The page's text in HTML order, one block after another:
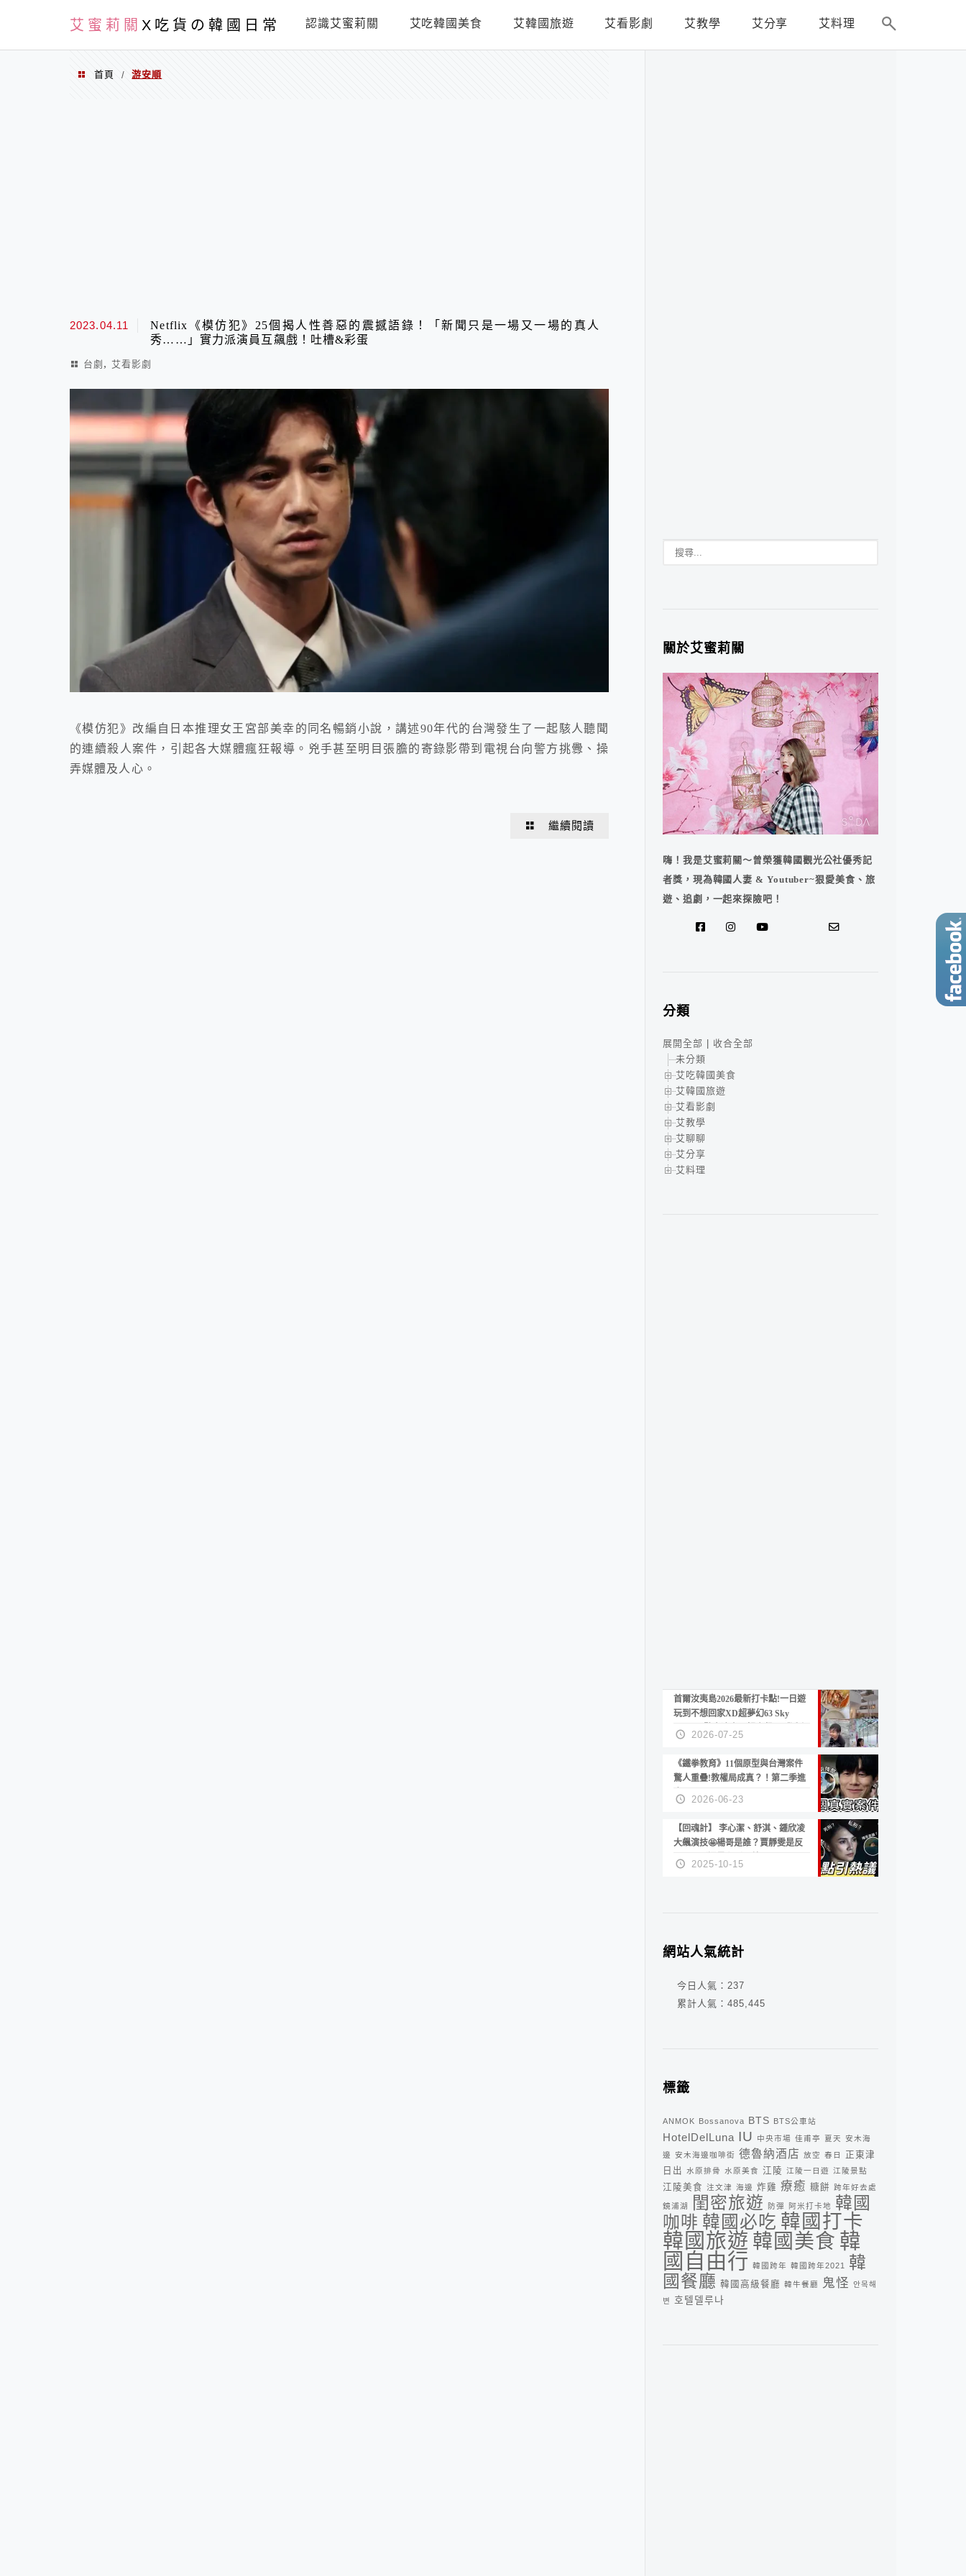
艾蜜莉關 X吃貨の韓國日常 認識艾蜜莉關 艾吃韓國美食 艾韓國旅遊 艾看影劇 艾教學 艾分享 艾料理
首頁 / 游安順
2023.04.11
Netflix《模仿犯》25個揭人性善惡的震撼語錄！「新聞只是一場又一場的真人
秀……」實力派演員互飆戲！吐槽&彩蛋
台劇 , 艾看影劇
《模仿犯》改編自日本推理女王宮部美幸的同名暢銷小說，講述90年代的台灣發生了一起駭人聽聞
的連續殺人案件，引起各大媒體瘋狂報導。兇手甚至明目張膽的寄錄影帶到電視台向警方挑釁、操
弄媒體及人心。
繼續閱讀
關於艾蜜莉關
嗨！我是艾蜜莉關～曾榮獲韓國觀光公社優秀記
者獎，現為韓國人妻 & Youtuber~狠愛美食、旅
遊、追劇，一起來探險吧！
分類
展開全部
收合全部
未分類
艾吃韓國美食
艾韓國旅遊
艾看影劇
艾教學
艾聊聊
艾分享
艾料理
首爾汝夷島2026最新打卡點!一日遊
玩到不想回家XD超夢幻63 Sky
Picnic、鷺良津帝王蟹大餐、《淚之
女王》拍攝地、漢江公園免費玩水
2026-07-25
《鐵拳教育》11個原型與台灣案件
驚人重疊!教權局成真？！第二季進
度？😍
2026-06-23
【回魂計】 李心潔、舒淇、鍾欣凌
大飆演技🤩楊哥是誰？賈靜雯是反
派？死刑還是私刑正義
2025-10-15
網站人氣統計
今日人氣： 237
累計人氣： 485,445
標籤
ANMOK Bossanova BTS BTS公車站
HotelDelLuna IU 中央市場 佳甫亭 夏天 安木海
邊 安木海邊咖啡街 德魯納酒店 放空 春日
正東津
日出 水原排骨 水原美食 江陵 江陵一日遊 江陵景點
江陵美食 注文津 海邊 炸雞 療癒 糖餅 跨年好去處
鏡浦湖 閨密旅遊 防彈 阿米打卡地
韓國
咖啡 韓國必吃 韓國打卡
韓國旅遊 韓國美食 韓
國自由行 韓國跨年 韓國跨年2021
韓
國餐廳 韓國高級餐廳 韓牛餐廳 鬼怪 안목해
변
호텔델루나